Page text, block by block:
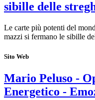
sibille delle
Le carte più potenti del
mazzi si fermano le sibille
Sito Web
Mario Peluso -
Energetico -